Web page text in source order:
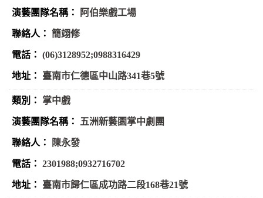
阿伯樂戲工場
簡翊修
(06)3128952;0988316429
臺南市仁德區中山路341巷5號
掌中戲
五洲新藝園掌中劇團
陳永發
2301988;0932716702
臺南市歸仁區成功路二段168巷21號